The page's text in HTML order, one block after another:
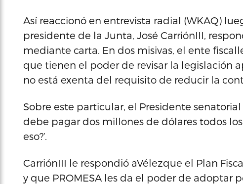
Así reaccionó en entrevista radial (WKAQ)
presidente de la Junta, José CarriónIII,
mediante carta. En dos misivas, el ente
que tienen el poder de revisar la legislación
no está exenta del requisito de reducir la
Sobre este particular, el Presidente
debe pagar dos millones de dólares todos
eso?’.
CarriónIII le respondió aVélezque el Plan
y que PROMESA les da el poder de adoptar